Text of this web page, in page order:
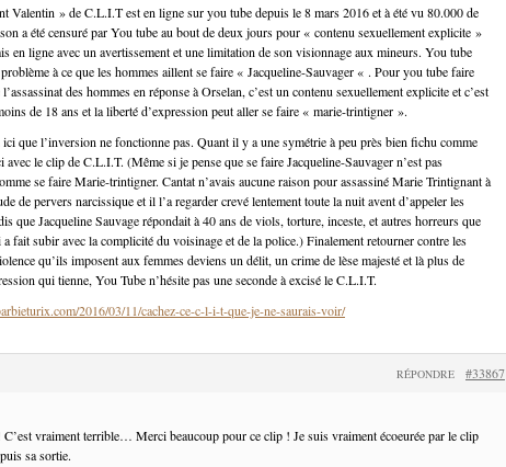
Valentin » de C.L.I.T est en ligne sur you tube depuis le 8 mars 2016 et à été vu 80.000 de
a été censuré par You tube au bout de deux jours pour « contenu sexuellement explicite »
en ligne avec un avertissement et une limitation de son visionnage aux mineurs. You tube
à ce que les hommes aillent se faire « Jacqueline-Sauvager « . Pour you tube faire
des hommes en réponse à Orselan, c’est un contenu sexuellement explicite et c’est
de 18 ans et la liberté d’expression peut aller se faire « marie-trintigner ».
que l’inversion ne fonctionne pas. Quant il y a une symétrie à peu près bien fichu comme
avec le clip de C.L.I.T. (Même si je pense que se faire Jacqueline-Sauvager n’est pas
se faire Marie-trintigner. Cantat n’avais aucune raison pour assassiné Marie Trintignant à
de pervers narcissique et il l’a regarder crevé lentement toute la nuit avent d’appeler les
que Jacqueline Sauvage répondait à 40 ans de viols, torture, inceste, et autres horreurs que
fait subir avec la complicité du voisinage et de la police.) Finalement retourner contre les
qu’ils imposent aux femmes deviens un délit, un crime de lèse majesté et là plus de
qui tienne, You Tube n’hésite pas une seconde à excisé le C.L.I.T.
2016/03/11/cachez-ce-c-l-i-t-que-je-ne-saurais-voir/
#33867
RÉPONDRE
vraiment terrible… Merci beaucoup pour ce clip ! Je suis vraiment écoeurée par le clip
sa sortie.